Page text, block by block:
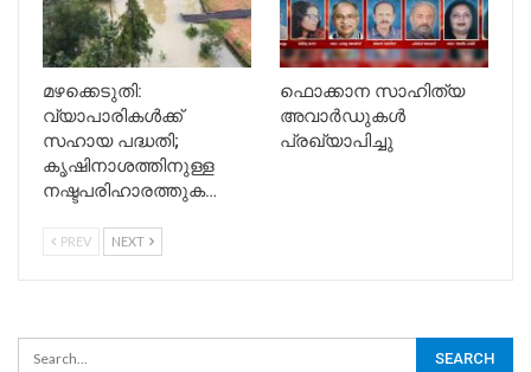
മഴക്കെടുതി:
വ്യാപാരികൾക്ക്
സഹായ പദ്ധതി;
കൃഷിനാശത്തിനുള്ള
നഷ്ടപരിഹാരത്തുക…
ഫൊക്കാന സാഹിത്യ
അവാർഡുകൾ
പ്രഖ്യാപിച്ചു
PREV NEXT